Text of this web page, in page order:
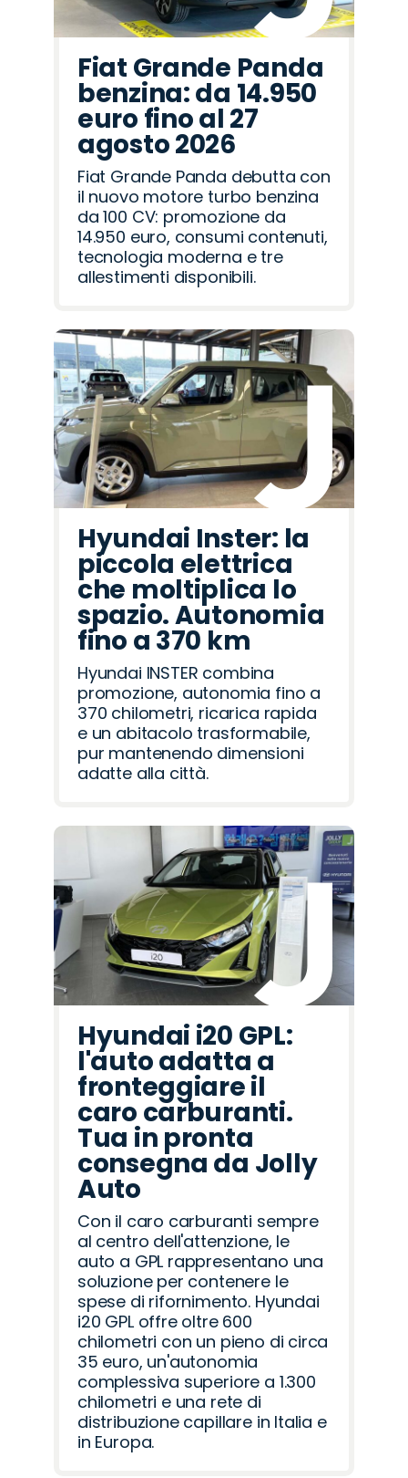
Fiat Grande Panda
benzina: da 14.950
euro fino al 27
agosto 2026
Fiat Grande Panda debutta con
il nuovo motore turbo benzina
da 100 CV: promozione da
14.950 euro, consumi contenuti,
tecnologia moderna e tre
allestimenti disponibili.
Hyundai Inster: la
piccola elettrica
che moltiplica lo
spazio. Autonomia
fino a 370 km
Hyundai INSTER combina
promozione, autonomia fino a
370 chilometri, ricarica rapida
e un abitacolo trasformabile,
pur mantenendo dimensioni
adatte alla città.
Hyundai i20 GPL:
l'auto adatta a
fronteggiare il
caro carburanti.
Tua in pronta
consegna da Jolly
Auto
Con il caro carburanti sempre
al centro dell'attenzione, le
auto a GPL rappresentano una
soluzione per contenere le
spese di rifornimento. Hyundai
i20 GPL offre oltre 600
chilometri con un pieno di circa
35 euro, un'autonomia
complessiva superiore a 1.300
chilometri e una rete di
distribuzione capillare in Italia e
in Europa.